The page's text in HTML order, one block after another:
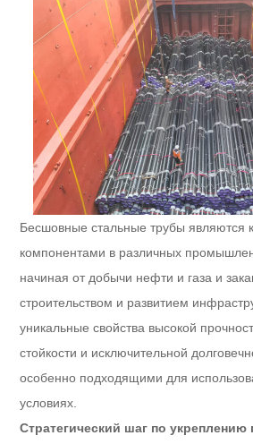
Бесшовные стальные трубы являются
компонентами в различных
начиная от добычи нефти и газа и
строительством и развитием
уникальные свойства высокой
стойкости и исключительной
особенно подходящими для
условиях.
Стратегический шаг по